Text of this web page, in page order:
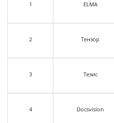
1 ELMA
2 Тензор
3 Тезис
4 Docsvision